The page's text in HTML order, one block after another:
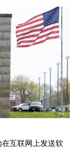
互联网上发送软